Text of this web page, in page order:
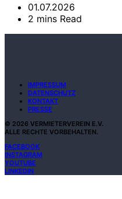
01.07.2026
2 mins Read
IMPRESSUM
DATENSCHUTZ
KONTAKT
PRESSE
© 2026 VERMIETERVEREIN E.V.
ALLE RECHTE VORBEHALTEN.
FACEBOOK
INSTAGRAM
YOUTUBE
LINKEDIN